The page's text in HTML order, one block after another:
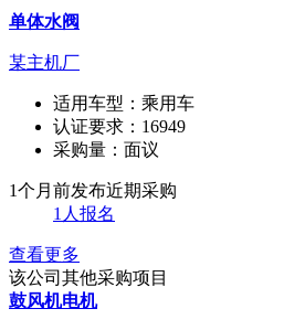
单体水阀
某主机厂
适用车型： 乘用车
认证要求： 16949
采购量： 面议
1个月前发布近期采购
1人报名
查看更多
该公司其他采购项目
鼓风机电机